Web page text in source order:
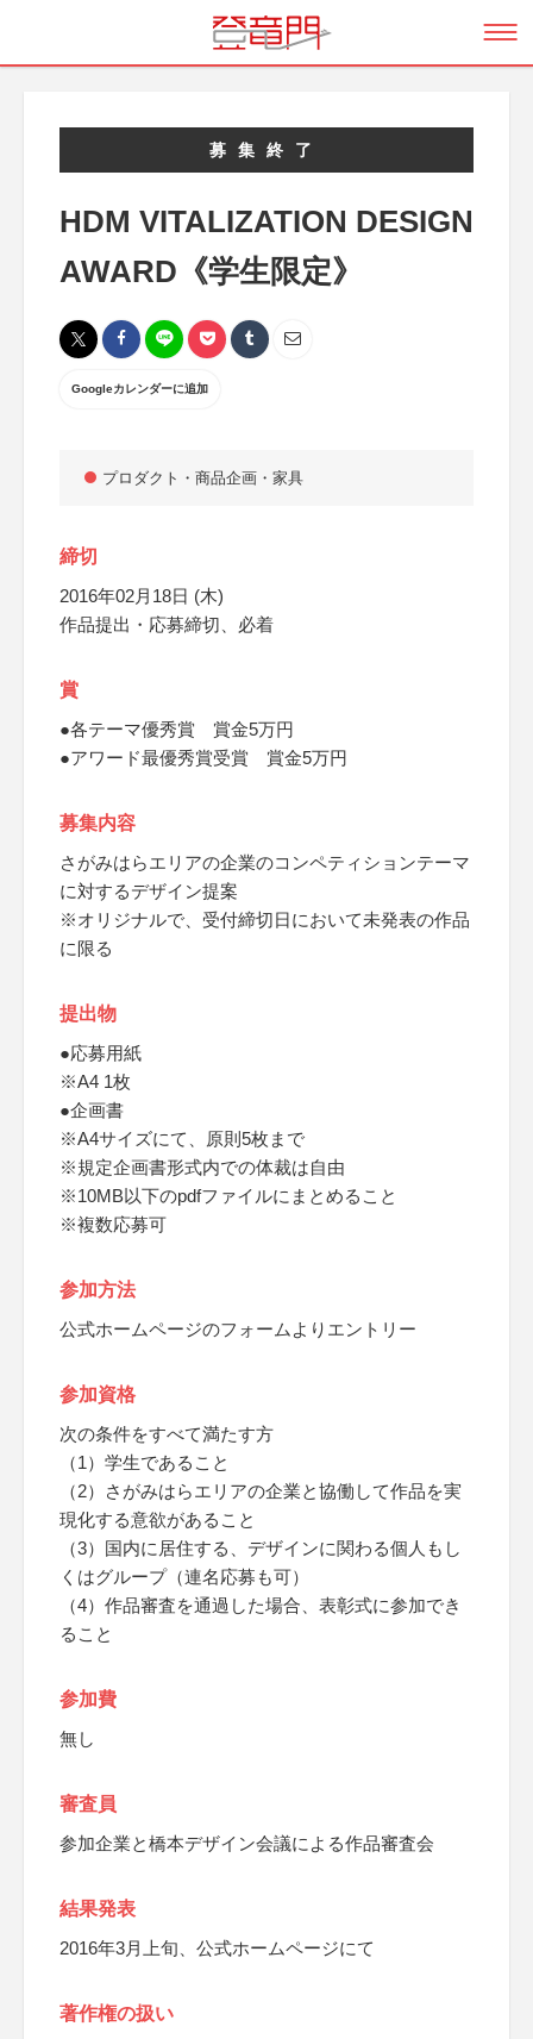
募集終了
HDM VITALIZATION DESIGN
AWARD《学生限定》
Googleカレンダーに追加
プロダクト・商品企画・家具
締切
2016年02月18日 (木)
作品提出・応募締切、必着
賞
●各テーマ優秀賞 賞金5万円
●アワード最優秀賞受賞 賞金5万円
募集内容
さがみはらエリアの企業のコンペティションテーマ
に対するデザイン提案
※オリジナルで、受付締切日において未発表の作品
に限る
提出物
●応募用紙
※A4 1枚
●企画書
※A4サイズにて、原則5枚まで
※規定企画書形式内での体裁は自由
※10MB以下のpdfファイルにまとめること
※複数応募可
参加方法
公式ホームページのフォームよりエントリー
参加資格
次の条件をすべて満たす方
（1）学生であること
（2）さがみはらエリアの企業と協働して作品を実
現化する意欲があること
（3）国内に居住する、デザインに関わる個人もし
くはグループ（連名応募も可）
（4）作品審査を通過した場合、表彰式に参加でき
ること
参加費
無し
審査員
参加企業と橋本デザイン会議による作品審査会
結果発表
2016年3月上旬、公式ホームページにて
著作権の扱い